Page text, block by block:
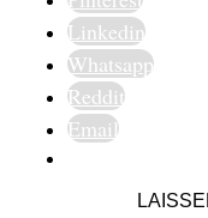
Linkedin
Whatsapp
Reddit
Email